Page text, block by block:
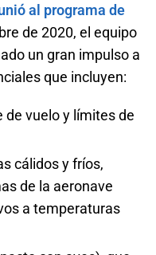
al programa de
de 2020, el equipo
un gran impulso a
que incluyen:
de vuelo y límites de
cálidos y fríos,
de la aeronave
a temperaturas